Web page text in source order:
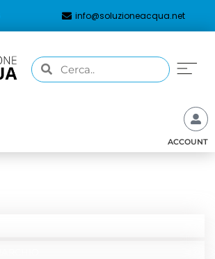
info@soluzioneacqua.net
ACCOUNT